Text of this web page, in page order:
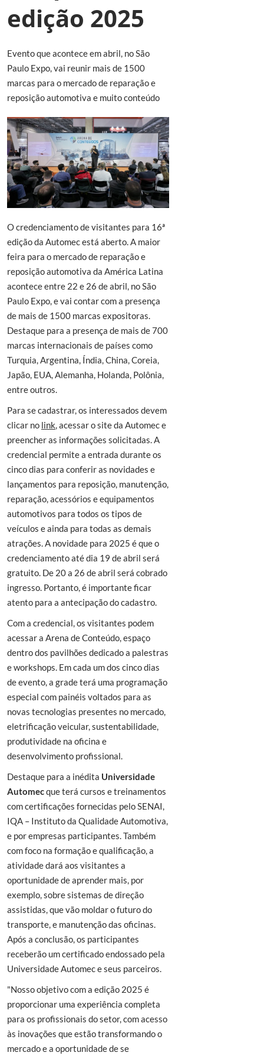
edição 2025
Evento que acontece em abril, no São
Paulo Expo, vai reunir mais de 1500
marcas para o mercado de reparação e
reposição automotiva e muito conteúdo
O credenciamento de visitantes para 16ª
edição da Automec está aberto. A maior
feira para o mercado de reparação e
reposição automotiva da América Latina
acontece entre 22 e 26 de abril, no São
Paulo Expo, e vai contar com a presença
de mais de 1500 marcas expositoras.
Destaque para a presença de mais de 700
marcas internacionais de países como
Turquia, Argentina, Índia, China, Coreia,
Japão, EUA, Alemanha, Holanda, Polônia,
entre outros.
Para se cadastrar, os interessados devem
clicar no link, acessar o site da Automec e
preencher as informações solicitadas. A
credencial permite a entrada durante os
cinco dias para conferir as novidades e
lançamentos para reposição, manutenção,
reparação, acessórios e equipamentos
automotivos para todos os tipos de
veículos e ainda para todas as demais
atrações. A novidade para 2025 é que o
credenciamento até dia 19 de abril será
gratuito. De 20 a 26 de abril será cobrado
ingresso. Portanto, é importante ficar
atento para a antecipação do cadastro.
Com a credencial, os visitantes podem
acessar a Arena de Conteúdo, espaço
dentro dos pavilhões dedicado a palestras
e workshops. Em cada um dos cinco dias
de evento, a grade terá uma programação
especial com painéis voltados para as
novas tecnologias presentes no mercado,
eletrificação veicular, sustentabilidade,
produtividade na oficina e
desenvolvimento profissional.
Destaque para a inédita Universidade
Automecque terá cursos e treinamentos
com certificações fornecidas pelo SENAI,
IQA – Instituto da Qualidade Automotiva,
e por empresas participantes. Também
com foco na formação e qualificação, a
atividade dará aos visitantes a
oportunidade de aprender mais, por
exemplo, sobre sistemas de direção
assistidas, que vão moldar o futuro do
transporte, e manutenção das oficinas.
Após a conclusão, os participantes
receberão um certificado endossado pela
Universidade Automec e seus parceiros.
"Nosso objetivo com a edição 2025 é
proporcionar uma experiência completa
para os profissionais do setor, com acesso
às inovações que estão transformando o
mercado e a oportunidade de se